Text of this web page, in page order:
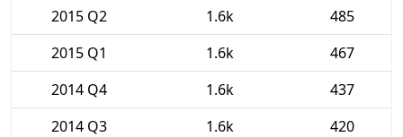
2015 Q2
1.6k
485
2015 Q1
1.6k
467
2014 Q4
1.6k
437
2014 Q3
1.6k
420